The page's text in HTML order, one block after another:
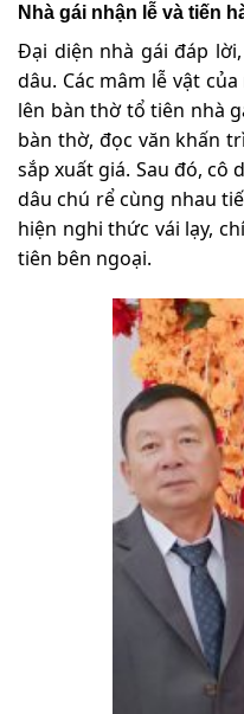
Nhà gái nhận lễ và tiến
Đại diện nhà gái đáp
dâu. Các mâm lễ vật
lên bàn thờ tổ tiên nhà
bàn thờ, đọc văn khấn
sắp xuất giá. Sau đó, cô
dâu chú rể cùng nhau
hiện nghi thức vái lạy,
tiên bên ngoại.